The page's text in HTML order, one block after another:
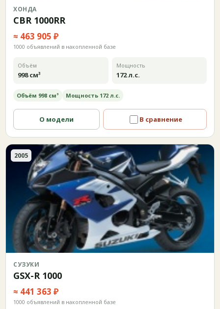
ХОНДА
CBR 1000RR
≈ 463 905 ₽
1000 объявлений в накопленной базе
Объём
998 см³
Мощность
172 л.с.
Объём 998 см³ Мощность 172 л.с.
О модели В сравнение
2005
СУЗУКИ
GSX-R 1000
≈ 441 363 ₽
1000 объявлений в накопленной базе